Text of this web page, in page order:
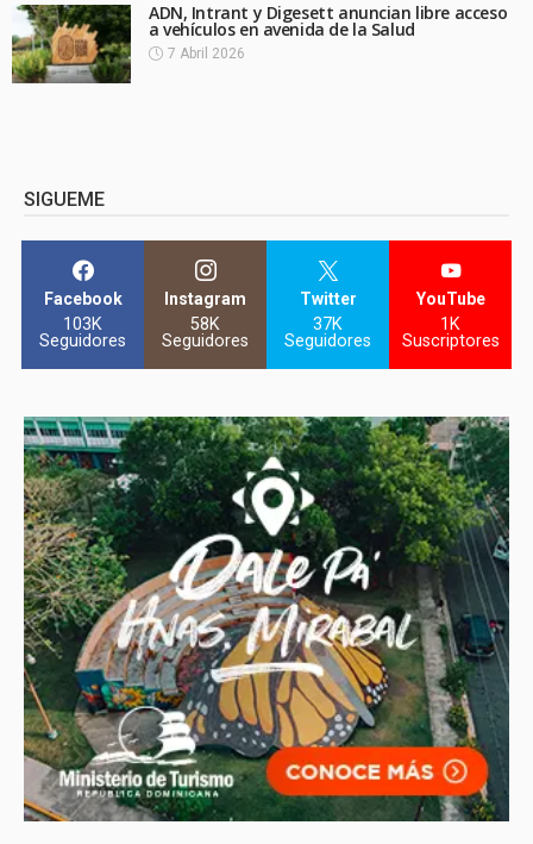
ADN, Intrant y Digesett anuncian libre acceso
a vehículos en avenida de la Salud
7 Abril 2026
SIGUEME
Facebook
103K
Seguidores
Instagram
58K
Seguidores
Twitter
37K
Seguidores
YouTube
1K
Suscriptores